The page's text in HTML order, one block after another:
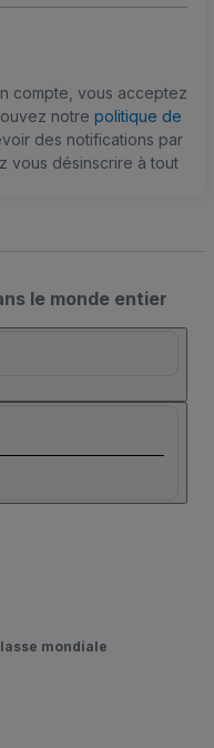
compte, vous acceptez
notre politique de
des notifications par
vous désinscrire à tout
le monde entier
mondiale